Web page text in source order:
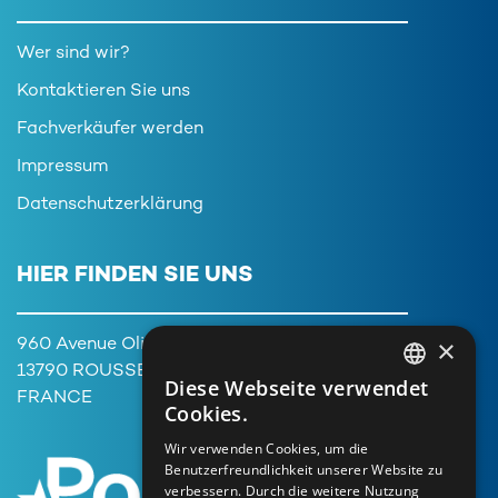
Wer sind wir?
Kontaktieren Sie uns
Fachverkäufer werden
Impressum
Datenschutzerklärung
HIER FINDEN SIE UNS
960 Avenue Olivier Perroy,
13790 ROUSSET
FRANCE
FRENCH
GERMAN
×
Diese Webseite verwendet
Cookies.
Wir verwenden Cookies, um die
Benutzerfreundlichkeit unserer Website zu
verbessern. Durch die weitere Nutzung